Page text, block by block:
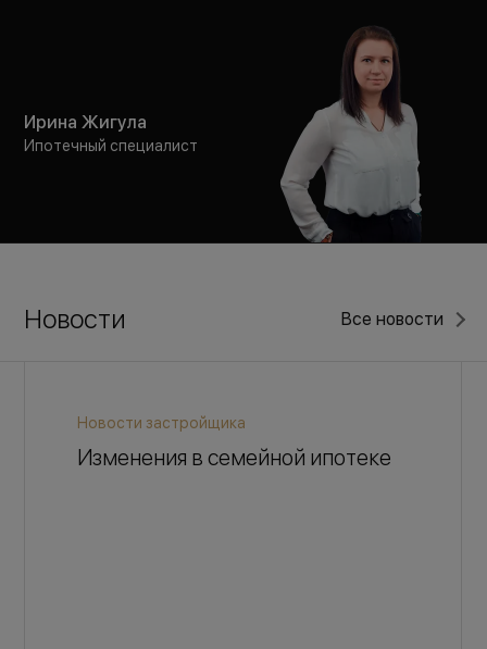
Ирина Жигула
Ипотечный специалист
Новости Все новости
Новости застройщика
Изменения в семейной ипотеке